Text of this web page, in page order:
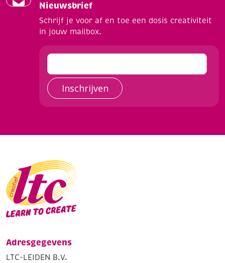
Nieuwsbrief
Schrijf je voor af en toe een dosis creativiteit
in jouw mailbox.
Inschrijven
Adresgegevens
LTC-LEIDEN B.V.